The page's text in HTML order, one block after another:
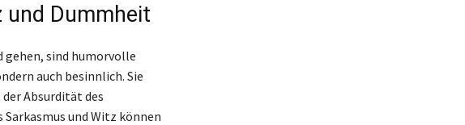
und Dummheit
gehen, sind humorvolle
auch besinnlich. Sie
Absurdität des
und Witz können